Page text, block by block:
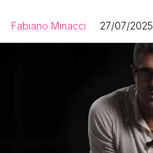
Fabiano Minacci 27/07/2025